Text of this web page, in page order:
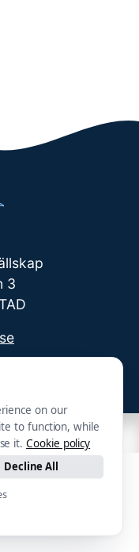
3
on our
to function, while
it. Cookie policy
Decline All